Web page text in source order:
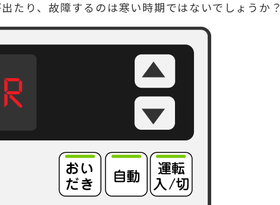
たり、故障するのは寒い時期ではないでしょうか？